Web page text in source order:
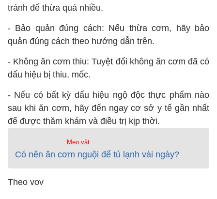
tránh để thừa quá nhiều.
- Bảo quản đúng cách: Nếu thừa cơm, hãy bảo
quản đúng cách theo hướng dẫn trên.
- Không ăn cơm thiu: Tuyệt đối không ăn cơm đã có
dấu hiệu bị thiu, mốc.
- Nếu có bất kỳ dấu hiệu ngộ độc thực phẩm nào
sau khi ăn cơm, hãy đến ngay cơ sở y tế gần nhất
để được thăm khám và điều trị kịp thời.
Mẹo vặt
Có nên ăn cơm nguội để tủ lạnh vài ngày?
Theo vov